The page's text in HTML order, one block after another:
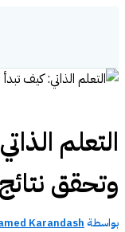
التعلم
وتحقق
بواسطة Karandash